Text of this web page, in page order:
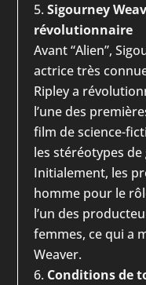
Sigourney
révolutionnaire
Avant “Alien”,
actrice très
Ripley a
l’une des
film de science-
les stéréotypes
Initialement, les
homme pour le
l’un des
femmes, ce qui a
Weaver.
Conditions de